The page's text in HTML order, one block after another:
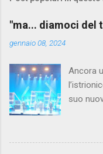
"ma... diamoci del
gennaio 08, 2024
Ancora
suo
a
è ormai